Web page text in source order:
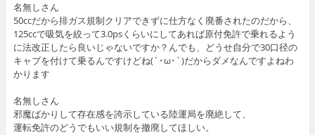
名無しさん
50ccだから排ガス規制クリアできずに仕方なく廃番されたのだから、
125ccで吸気を絞って3.0psくらいにしてあれば原付免許で乗れるよう
に法改正したら良いじゃないですか？んでも、どうせ自分で30口径の
キャブを付けて乗るんですけどね(´･ω･`)だからダメなんですよねわ
かります
名無しさん
邪魔ばかりして存在感を誇示している陸運局を廃絶して、
運転免許のどうでもいい規制を撤廃してほしい。